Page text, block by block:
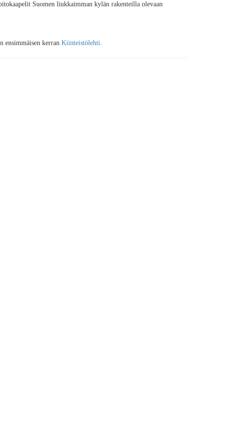
Suomen liukkaimman kylän rakenteilla olevaan
ensimmäisen kerran Kiinteistölehti.